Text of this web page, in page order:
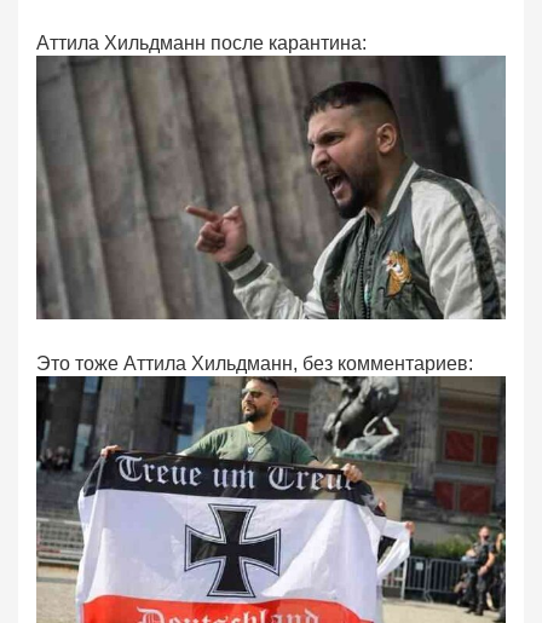
Аттила Хильдманн после карантина:
Это тоже Аттила Хильдманн, без комментариев: